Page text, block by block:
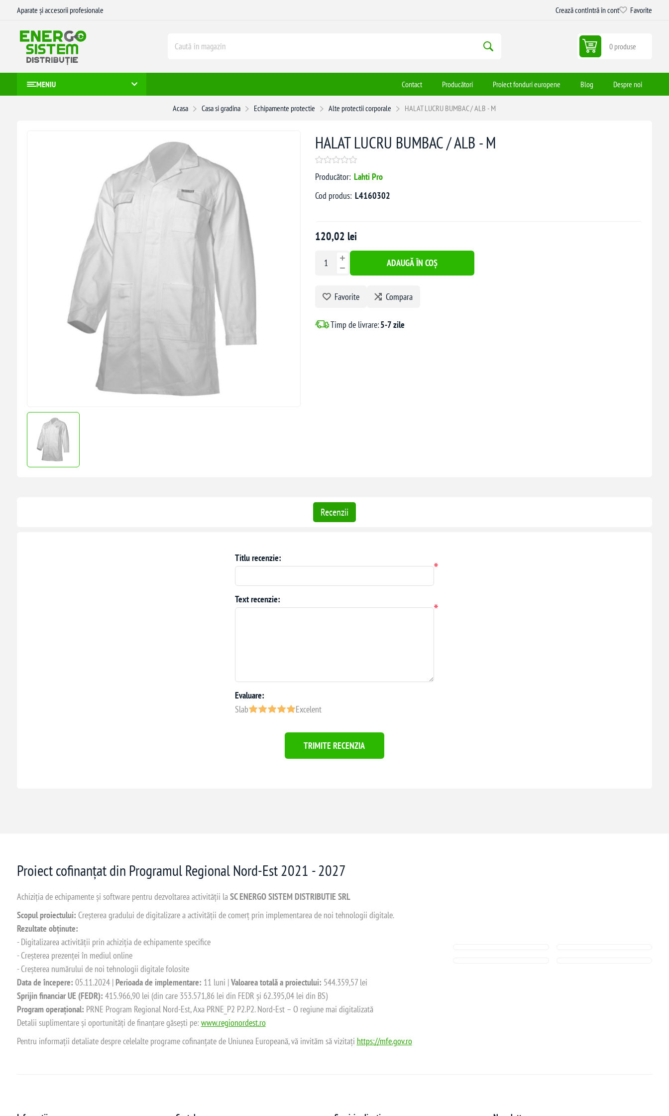
Aparate și accesorii profesionale Crează contIntră în cont Favorite
0 produse
MENIU Contact Producători Proiect fonduri europene Blog Despre noi
Acasa Casa si gradina Echipamente protectie Alte protectii corporale HALAT LUCRU BUMBAC / ALB - M
HALAT LUCRU BUMBAC / ALB - M
Producător: Lahti Pro
Cod produs: L4160302
120,02 lei
ADAUGĂ ÎN COȘ
Favorite Compara
Timp de livrare:5-7 zile
Recenzii
Titlu recenzie:
*
Text recenzie:
*
Evaluare:
Slab
Excelent
TRIMITE RECENZIA
Proiect cofinanțat din Programul Regional Nord-Est 2021 - 2027
Achiziția de echipamente și software pentru dezvoltarea activității laSC ENERGO SISTEM DISTRIBUTIE SRL
Scopul proiectului: Creșterea gradului de digitalizare a activității de comerț prin implementarea de noi tehnologii digitale.
Rezultate obținute:
- Digitalizarea activității prin achiziția de echipamente specifice
- Creșterea prezenței în mediul online
- Creșterea numărului de noi tehnologii digitale folosite
Data de începere: 05.11.2024 | Perioada de implementare: 11 luni |Valoarea totală a proiectului: 544.359,57 lei
Sprijin financiar UE (FEDR): 415.966,90 lei (din care 353.571,86 lei din FEDR și 62.395,04 lei din BS)
Program operațional: PRNE Program Regional Nord-Est, Axa PRNE_P2 P2.P2. Nord-Est – O regiune mai digitalizată
Detalii suplimentare și oportunități de finanțare găsești pe: www.regionordest.ro
Pentru informații detaliate despre celelalte programe cofinanțate de Uniunea Europeană, vă invităm să vizitați https://mfe.gov.ro